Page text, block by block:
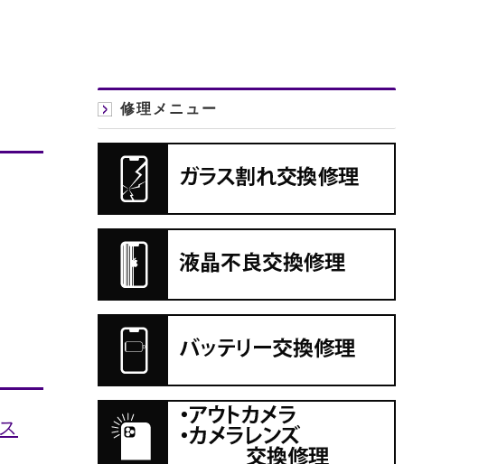
ス
修理メニュー